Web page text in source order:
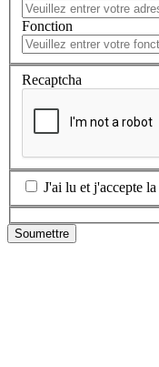
Fonction
Recaptcha
J'ai lu et j'accepte la